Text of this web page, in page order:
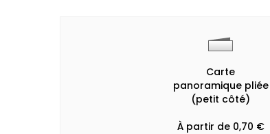
Carte
panoramique pliée
(petit côté)
À partir de 0,70 €